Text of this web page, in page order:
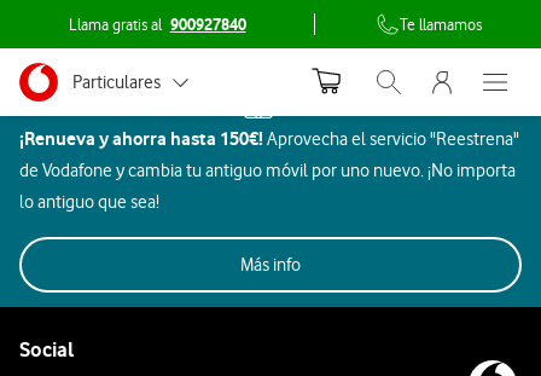
Llama gratis al 900927840 Te llamamos
Ir a la pagina principal de vodafone.es
Menu navegación Segmento
Particulares
Autónomos
Pymes
Grandes empresas
y AA.PP.
Abrir buscador.
Menu
Abre
Inicio
Dispositivos
Smartwatch
Motorola
Todos
Aires
Acondicionados
sonido
Hogar
Smartwatch
¡Renueva y ahorra hasta 150€! Aprovecha el servicio "Reestrena"
de Vodafone y cambia tu antiguo móvil por uno nuevo. ¡No importa
lo antiguo que sea!
Más info
Social